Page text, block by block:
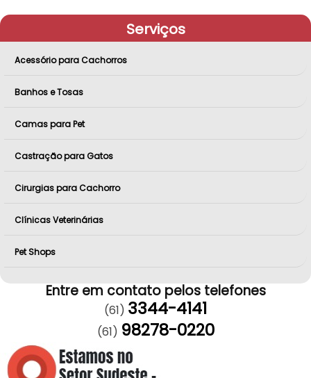
Serviços
Acessório para Cachorros
Banhos e Tosas
Camas para Pet
Castração para Gatos
Cirurgias para Cachorro
Clínicas Veterinárias
Pet Shops
Entre em contato pelos telefones
(61) 3344-4141
(61) 98278-0220